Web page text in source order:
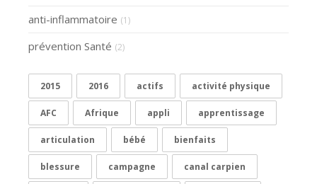
anti-inflammatoire (1)
prévention Santé (2)
2015 2016 actifs activité physique
AFC Afrique appli apprentissage
articulation bébé bienfaits
blessure campagne canal carpien